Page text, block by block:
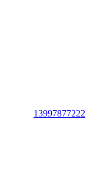
13997877222